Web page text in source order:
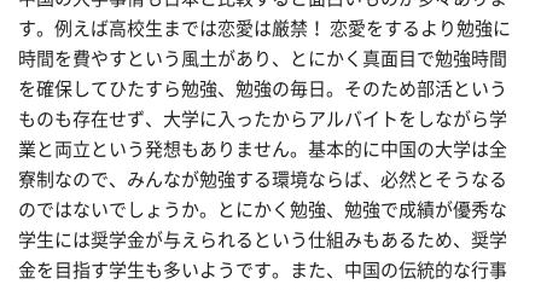
す。例えば高校生までは恋愛は厳禁！ 恋愛をするより勉強に
時間を費やすという風土があり、とにかく真面目で勉強時間
を確保してひたすら勉強、勉強の毎日。そのため部活という
ものも存在せず、大学に入ったからアルバイトをしながら学
業と両立という発想もありません。基本的に中国の大学は全
寮制なので、みんなが勉強する環境ならば、必然とそうなる
のではないでしょうか。とにかく勉強、勉強で成績が優秀な
学生には奨学金が与えられるという仕組みもあるため、奨学
金を目指す学生も多いようです。また、中国の伝統的な行事